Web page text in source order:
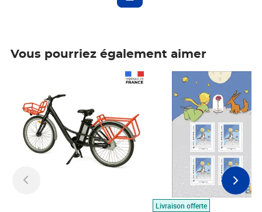
Vous pourriez également aimer
Livraison offerte
Prix 7,50€